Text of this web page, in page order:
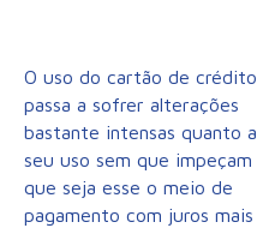
O uso do cartão de crédito
passa a sofrer alterações
bastante intensas quanto a
seu uso sem que impeçam
que seja esse o meio de
pagamento com juros mais